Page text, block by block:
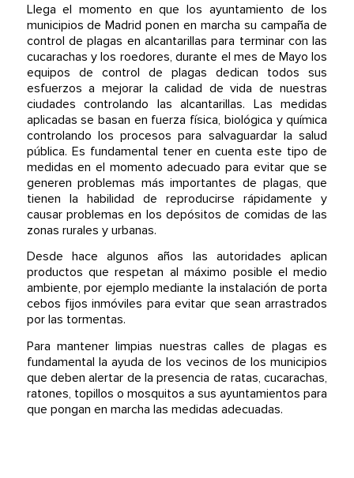
Llega el momento en que los ayuntamiento de los
municipios de Madrid ponen en marcha su campaña de
control de plagas en alcantarillas para terminar con las
cucarachas y los roedores, durante el mes de Mayo los
equipos de control de plagas dedican todos sus
esfuerzos a mejorar la calidad de vida de nuestras
ciudades controlando las alcantarillas. Las medidas
aplicadas se basan en fuerza física, biológica y química
controlando los procesos para salvaguardar la salud
pública. Es fundamental tener en cuenta este tipo de
medidas en el momento adecuado para evitar que se
generen problemas más importantes de plagas, que
tienen la habilidad de reproducirse rápidamente y
causar problemas en los depósitos de comidas de las
zonas rurales y urbanas.
Desde hace algunos años las autoridades aplican
productos que respetan al máximo posible el medio
ambiente, por ejemplo mediante la instalación de porta
cebos fijos inmóviles para evitar que sean arrastrados
por las tormentas.
Para mantener limpias nuestras calles de plagas es
fundamental la ayuda de los vecinos de los municipios
que deben alertar de la presencia de ratas, cucarachas,
ratones, topillos o mosquitos a sus ayuntamientos para
que pongan en marcha las medidas adecuadas.